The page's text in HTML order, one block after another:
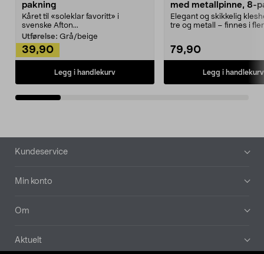
pakning
Kåret til «soleklar favoritt» i
svenske Afton...
Utførelse: Grå/beige
39,90
Legg i handlekurv
med metallpinne, 8-
Elegant og skikkelig
tre og metall – finnes i
79,90
Legg i handlekurv
Bunntekst
Kundeservice
Min konto
Om
Aktuelt